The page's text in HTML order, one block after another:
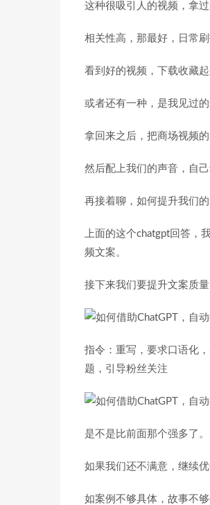
这种很吸引人的视频，拿
相关性高，那最好，日常
看到好的视频，下载收藏
或者还有一种，是我见过
拿回来之后，把商场视频
然后配上我们的声音，自
再接着聊，如何提升我们的
上面的这个chatgpt回答，
频文案。
接下来我们要提升文案质
指令：重写，要求口语化
题，引导粉丝关注
是不是比前面那个强多了。
如果我们还不满意，继续优
如案例不够具体，故事不